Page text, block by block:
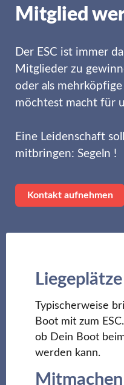
Mitglied
Der ESC ist immer
Mitglieder zu
oder als
möchtest macht für
Eine Leidenschaft
mitbringen: Segeln !
Kontakt aufnehmen
Liegeplätze
Typischerweise
Boot mit zum
ob Dein Boot
werden kann.